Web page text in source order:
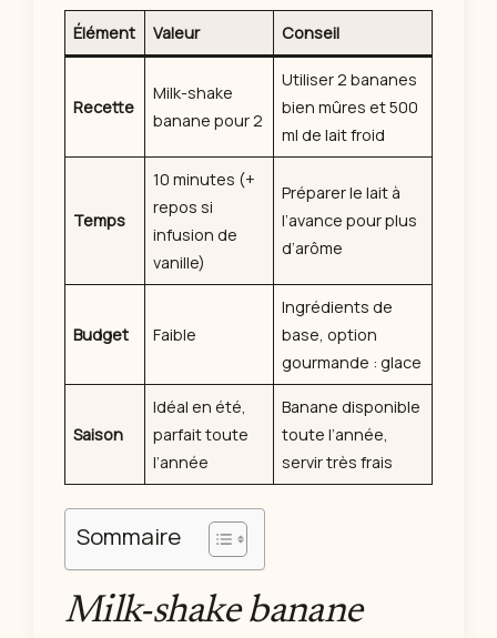
Élément Valeur Conseil
Recette
Milk-shake
banane pour 2
Utiliser 2 bananes
bien mûres et 500
ml de lait froid
Temps
10 minutes (+
repos si
infusion de
vanille)
Préparer le lait à
l’avance pour plus
d’arôme
Budget Faible
Ingrédients de
base, option
gourmande : glace
Saison
Idéal en été,
parfait toute
l’année
Banane disponible
toute l’année,
servir très frais
Sommaire
Milk-shake banane